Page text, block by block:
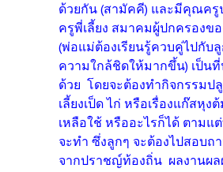
ด้วยกัน (สามัคคี) และมีคุณครู
ครูพี่เลี้ยง สมาคมผู้ปกครองข
(พ่อแม่ต้องเรียนรู้ควบคู่ไปกับลู
ความใกล้ชิดให้มากขึ้น) เป็น
ด้วย โดยจะต้องทำกิจกรรมป
เลี้ยงเป็ด ไก่ หรือเรื่องแก๊สหุง
เหลือใช้ หรืออะไรก็ได้ ตามแ
จะทำ ซึ่งลูกๆ จะต้องไปสอบถ
จากปราชญ์ท้องถิ่น ผลงานผล